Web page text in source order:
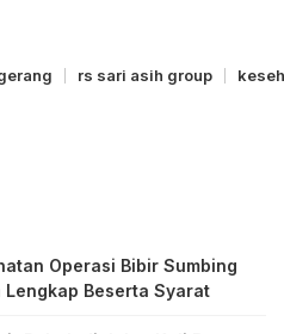
rs sari asih group
Operasi Bibir Sumbing
Lengkap Beserta Syarat